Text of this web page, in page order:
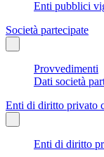
Enti pubblici
Società partecipate
Provvedimenti
Dati società
Enti di diritto privato
Enti di diritto